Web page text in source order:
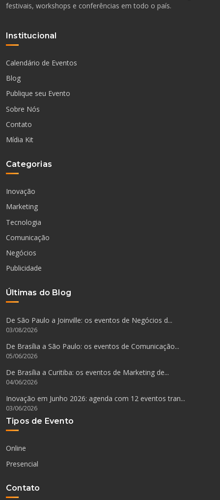
festivais, workshops e conferências em todo o país.
Institucional
Calendário de Eventos
Blog
Publique seu Evento
Sobre Nós
Contato
Mídia Kit
Categorias
Inovação
Marketing
Tecnologia
Comunicação
Negócios
Publicidade
Últimas do Blog
De São Paulo a Joinville: os eventos de Negócios d...
03/08/2026
De Brasília a São Paulo: os eventos de Comunicação...
05/06/2026
De Brasília a Curitiba: os eventos de Marketing de...
04/06/2026
Inovação em Junho 2026: agenda com 12 eventos tran...
03/06/2026
Tipos de Evento
Online
Presencial
Contato